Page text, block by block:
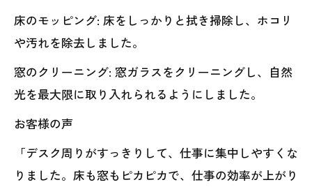
床のモッピング: 床をしっかりと拭き掃除し、ホコリ
や汚れを除去しました。
窓のクリーニング: 窓ガラスをクリーニングし、自然
光を最大限に取り入れられるようにしました。
お客様の声
「デスク周りがすっきりして、仕事に集中しやすくな
りました。床も窓もピカピカで、仕事の効率が上がり